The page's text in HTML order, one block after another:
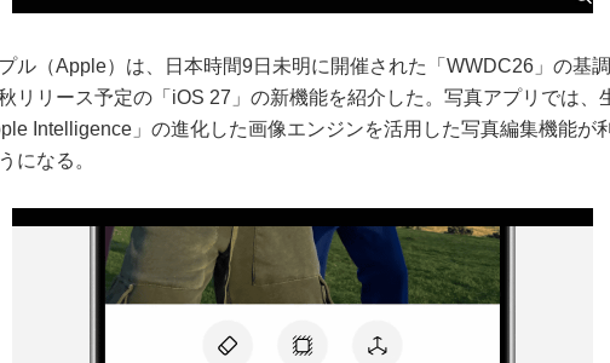
ル（Apple）は、日本時間9日未明に開催された「WWDC26」の基
リリース予定の「iOS 27」の新機能を紹介した。写真アプリでは、
Intelligence」の進化した画像エンジンを活用した写真編集機能が
になる。